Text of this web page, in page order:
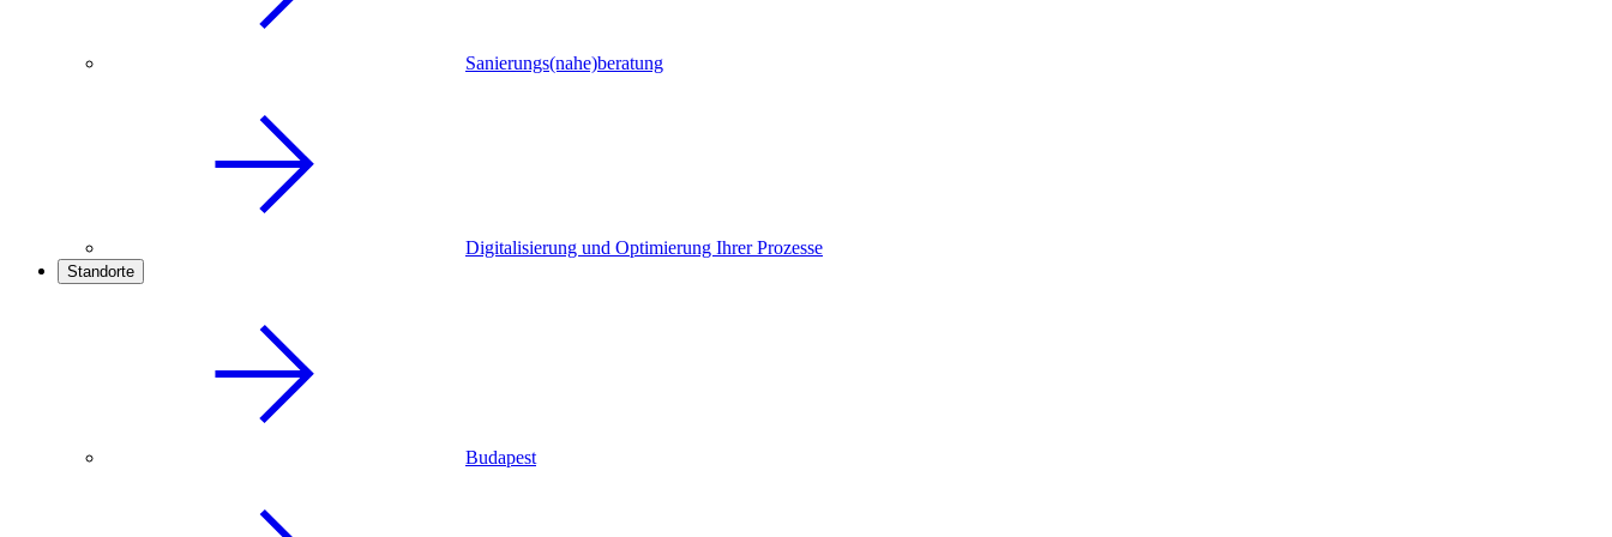
Sanierungs(nahe)beratung
Digitalisierung und Optimierung Ihrer Prozesse
Standorte
Budapest